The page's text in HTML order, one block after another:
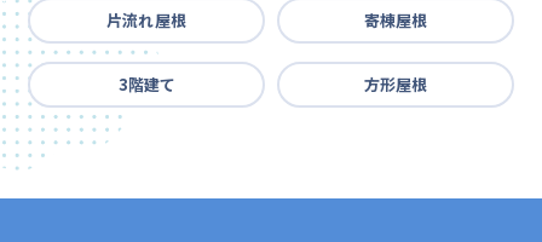
片流れ屋根 寄棟屋根
3階建て 方形屋根